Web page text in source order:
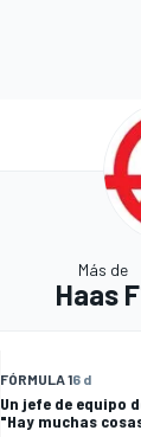
Más de
Haas
FÓRMULA 16 d
Un jefe de equipo
"Hay muchas